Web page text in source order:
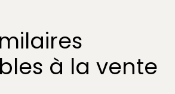
à la vente